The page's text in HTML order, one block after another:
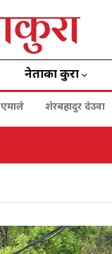
नेताका कुरा
एमाले शेरबहादुर देउवा